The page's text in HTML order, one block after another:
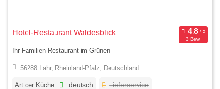
Hotel-Restaurant Waldesblick
3 Bew.
Ihr Familien-Restaurant im Grünen
56288 Lahr, Rheinland-Pfalz, Deutschland
Art der Küche: deutsch Lieferservice